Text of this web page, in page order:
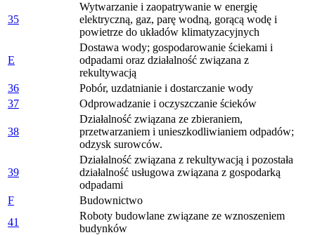
35
Wytwarzanie i zaopatrywanie w energię
elektryczną, gaz, parę wodną, gorącą wodę i
powietrze do układów klimatyzacyjnych
E
Dostawa wody; gospodarowanie ściekami i
odpadami oraz działalność związana z
rekultywacją
36
Pobór, uzdatnianie i dostarczanie wody
37
Odprowadzanie i oczyszczanie ścieków
38
Działalność związana ze zbieraniem,
przetwarzaniem i unieszkodliwianiem odpadów;
odzysk surowców.
39
Działalność związana z rekultywacją i pozostała
działalność usługowa związana z gospodarką
odpadami
F
Budownictwo
41
Roboty budowlane związane ze wznoszeniem
budynków